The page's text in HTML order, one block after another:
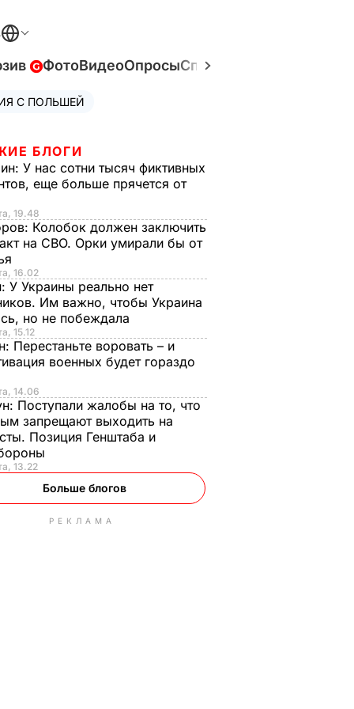
ФотоВидеоОпросыСпецпроекты
С ПОЛЬШЕЙ
БЛОГИ
У нас сотни тысяч фиктивных
еще больше прячется от
19.48
Колобок должен заключить
на СВО. Орки умирали бы от
16.02
У Украины реально нет
Им важно, чтобы Украина
но не побеждала
15.12
Перестаньте воровать – и
военных будет гораздо
14.06
Поступали жалобы на то, что
запрещают выходить на
Позиция Генштаба и
13.22
Больше блогов
РЕКЛАМА